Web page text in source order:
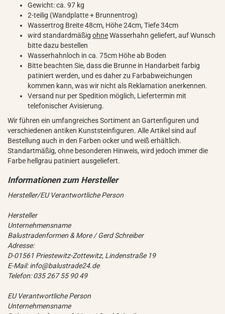
Gewicht: ca. 97 kg
2-teilig (Wandplatte + Brunnentrog)
Wassertrog Breite 48cm, Höhe 24cm, Tiefe 34cm
wird standardmäßig ohneWasserhahn geliefert, auf Wunsch
bitte dazu bestellen
Wasserhahnloch in ca. 75cm Höhe ab Boden
Bitte beachten Sie, dass die Brunne in Handarbeit farbig
patiniert werden, und es daher zu Farbabweichungen
kommen kann, was wir nicht als Reklamation anerkennen.
Versand nur per Spedition möglich, Liefertermin mit
telefonischer Avisierung.
Wir führen ein umfangreiches Sortiment an Gartenfiguren und
verschiedenen antiken Kunststeinfiguren. Alle Artikel sind auf
Bestellung auch in den Farben ocker und weiß erhältlich.
Standartmäßig, ohne besonderen Hinweis, wird jedoch immer die
Farbe hellgrau patiniert ausgeliefert.
Hersteller/EU Verantwortliche Person
Hersteller
Unternehmensname
Balustradenformen & More / Gerd Schreiber
Adresse:
D-01561 Priestewitz-Zottewitz, Lindenstraße 19
E-Mail: info@balustrade24.de
Telefon: 035 267 55 90 49
EU Verantwortliche Person
Unternehmensname